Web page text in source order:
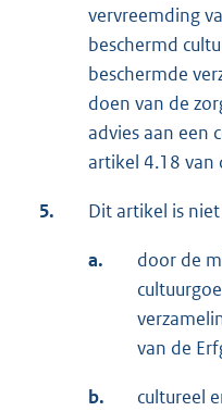
vervreemding
beschermd
beschermde
doen van de
advies aan een
artikel 4.18 van
5. Dit artikel is
a.
door de
van de
b.
cultureel